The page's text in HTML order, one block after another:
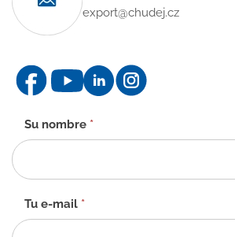
export@chudej.cz
Formulario
de
contacto
-
Su nombre *
Tu e-mail *